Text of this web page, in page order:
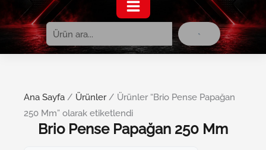
Ana Sayfa / Ürünler/ Ürünler “Brio Pense Papağan
250 Mm” olarak etiketlendi
Brio Pense Papağan 250 Mm